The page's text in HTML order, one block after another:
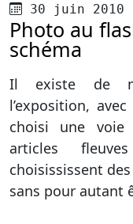
Publié le
30 juin 2010
Photo au
schéma
Il existe de
l’exposition,
choisi une voie
articles
choisississent
sans pour autant